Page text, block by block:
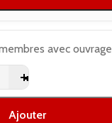
avec ouvrage
+
Ajouter